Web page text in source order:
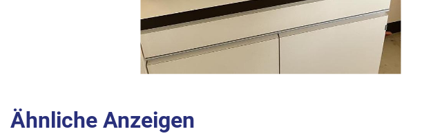
Ähnliche Anzeigen